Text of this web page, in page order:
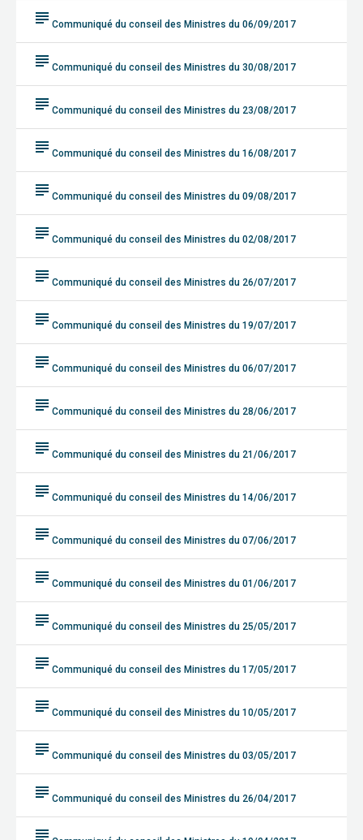
subject Communiqué du conseil des Ministres du 06/09/2017
subject Communiqué du conseil des Ministres du 30/08/2017
subject Communiqué du conseil des Ministres du 23/08/2017
subject Communiqué du conseil des Ministres du 16/08/2017
subject Communiqué du conseil des Ministres du 09/08/2017
subject Communiqué du conseil des Ministres du 02/08/2017
subject Communiqué du conseil des Ministres du 26/07/2017
subject Communiqué du conseil des Ministres du 19/07/2017
subject Communiqué du conseil des Ministres du 06/07/2017
subject Communiqué du conseil des Ministres du 28/06/2017
subject Communiqué du conseil des Ministres du 21/06/2017
subject Communiqué du conseil des Ministres du 14/06/2017
subject Communiqué du conseil des Ministres du 07/06/2017
subject Communiqué du conseil des Ministres du 01/06/2017
subject Communiqué du conseil des Ministres du 25/05/2017
subject Communiqué du conseil des Ministres du 17/05/2017
subject Communiqué du conseil des Ministres du 10/05/2017
subject Communiqué du conseil des Ministres du 03/05/2017
subject Communiqué du conseil des Ministres du 26/04/2017
subject